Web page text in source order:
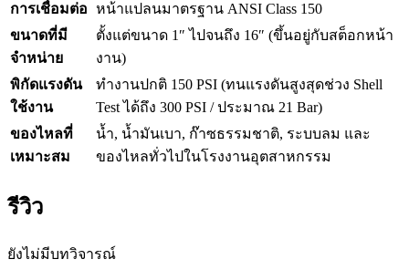
การเชื่อมต่อ หน้าแปลนมาตรฐาน ANSI Class 150
ขนาดที่มี
จำหน่าย
ตั้งแต่ขนาด 1″ ไปจนถึง 16″ (ขึ้นอยู่กับสต็อกหน้า
งาน)
พิกัดแรงดัน
ใช้งาน
ทำงานปกติ 150 PSI (ทนแรงดันสูงสุดช่วง Shell
Test ได้ถึง 300 PSI / ประมาณ 21 Bar)
ของไหลที่
เหมาะสม
น้ำ, น้ำมันเบา, ก๊าซธรรมชาติ, ระบบลม และ
ของไหลทั่วไปในโรงงานอุตสาหกรรม
รีวิว
ยังไม่มีบทวิจารณ์